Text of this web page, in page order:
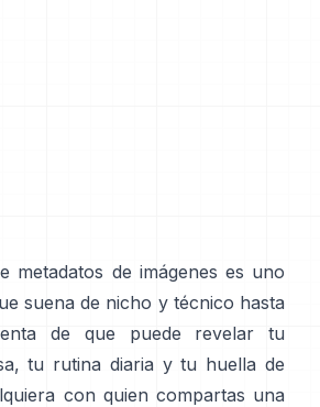
metadatos de imágenes es uno
suena de nicho y técnico hasta
de que puede revelar tu
tu rutina diaria y tu huella de
con quien compartas una